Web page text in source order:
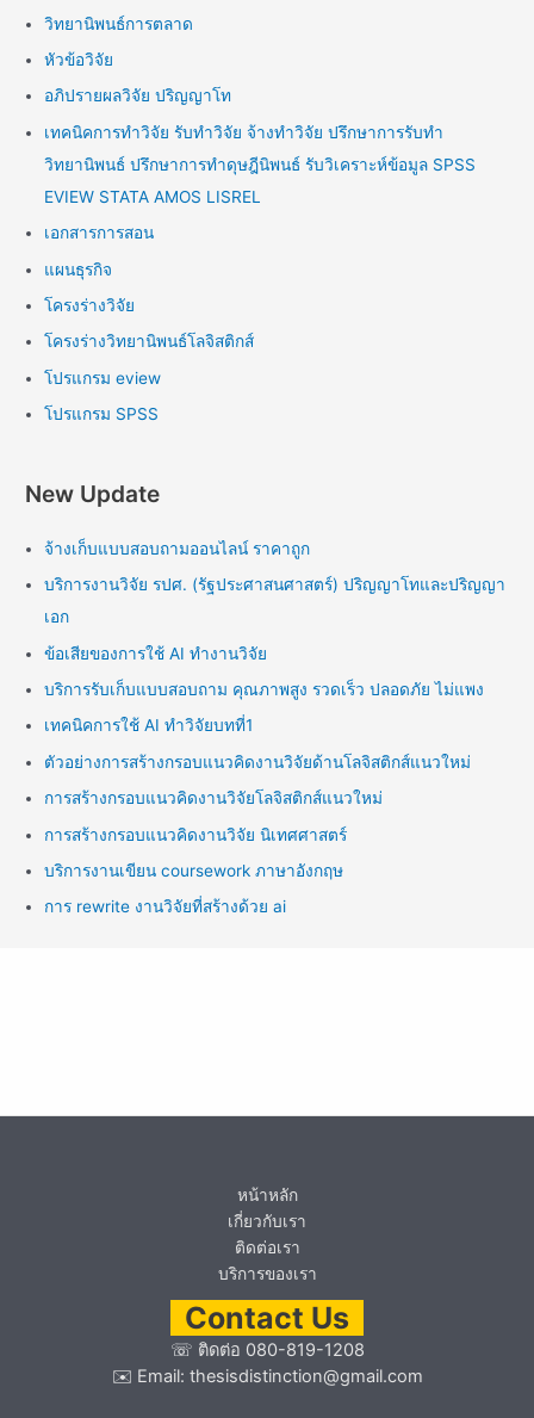
วิทยานิพนธ์การตลาด
หัวข้อวิจัย
อภิปรายผลวิจัย ปริญญาโท
เทคนิคการทำวิจัย รับทำวิจัย จ้างทำวิจัย ปรึกษาการรับทำ
วิทยานิพนธ์ ปรึกษาการทำดุษฎีนิพนธ์ รับวิเคราะห์ข้อมูล SPSS
EVIEW STATA AMOS LISREL
เอกสารการสอน
แผนธุรกิจ
โครงร่างวิจัย
โครงร่างวิทยานิพนธ์โลจิสติกส์
โปรแกรม eview
โปรแกรม SPSS
New Update
จ้างเก็บแบบสอบถามออนไลน์ ราคาถูก
บริการงานวิจัย รปศ. (รัฐประศาสนศาสตร์) ปริญญาโทและปริญญา
เอก
ข้อเสียของการใช้ AI ทำงานวิจัย
บริการรับเก็บแบบสอบถาม คุณภาพสูง รวดเร็ว ปลอดภัย ไม่แพง
เทคนิคการใช้ AI ทำวิจัยบทที่1
ตัวอย่างการสร้างกรอบแนวคิดงานวิจัยด้านโลจิสติกส์แนวใหม่
การสร้างกรอบแนวคิดงานวิจัยโลจิสติกส์แนวใหม่
การสร้างกรอบแนวคิดงานวิจัย นิเทศศาสตร์
บริการงานเขียน coursework ภาษาอังกฤษ
การ rewrite งานวิจัยที่สร้างด้วย ai
หน้าหลัก
เกี่ยวกับเรา
ติดต่อเรา
บริการของเรา
Contact Us
☏ ติดต่อ 080-819-1208
✉️ Email: thesisdistinction@gmail.com